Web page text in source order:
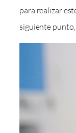
para realizar
siguiente